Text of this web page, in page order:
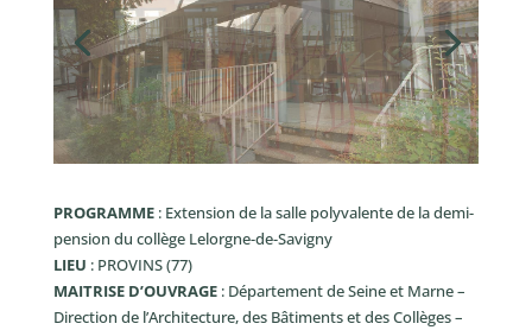
PROGRAMME: Extension de la salle polyvalente de la demi-
pension du collège Lelorgne-de-Savigny
LIEU : PROVINS (77)
MAITRISE D’OUVRAGE: Département de Seine et Marne –
Direction de l’Architecture, des Bâtiments et des Collèges –